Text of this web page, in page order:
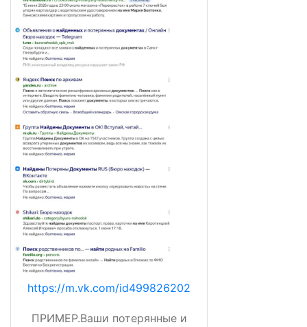
https://m.vk.com/id499826202
ПРИМЕР.Ваши потерянные и